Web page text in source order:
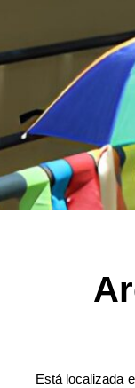
Está localizada